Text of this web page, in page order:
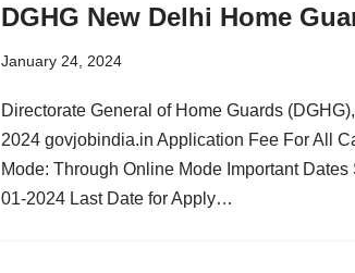
DGHG New Delhi Home
January 24, 2024
Directorate General of Home Guards
2024 govjobindia.in Application Fee For All
Mode: Through Online Mode Important
01-2024 Last Date for Apply…